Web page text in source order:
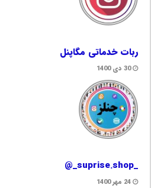
ربات خدماتی مگاپنل
30 دی 1400
_suprise.shop_@
24 مهر 1400